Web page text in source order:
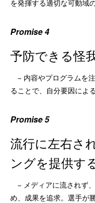
を発揮する適切な可動域
Promise 4
予防できる怪
− 内容やプログラムを
ることで、自分要因によ
Promise 5
流行に左右さ
ングを提供す
− メディアに流されず
め、成果を追求。選手が